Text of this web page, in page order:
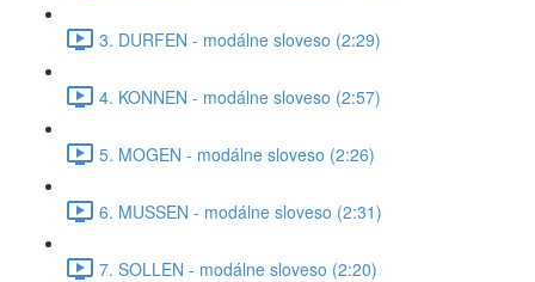
3. DURFEN - modálne sloveso (2:29)
4. KONNEN - modálne sloveso (2:57)
5. MOGEN - modálne sloveso (2:26)
6. MUSSEN - modálne sloveso (2:31)
7. SOLLEN - modálne sloveso (2:20)